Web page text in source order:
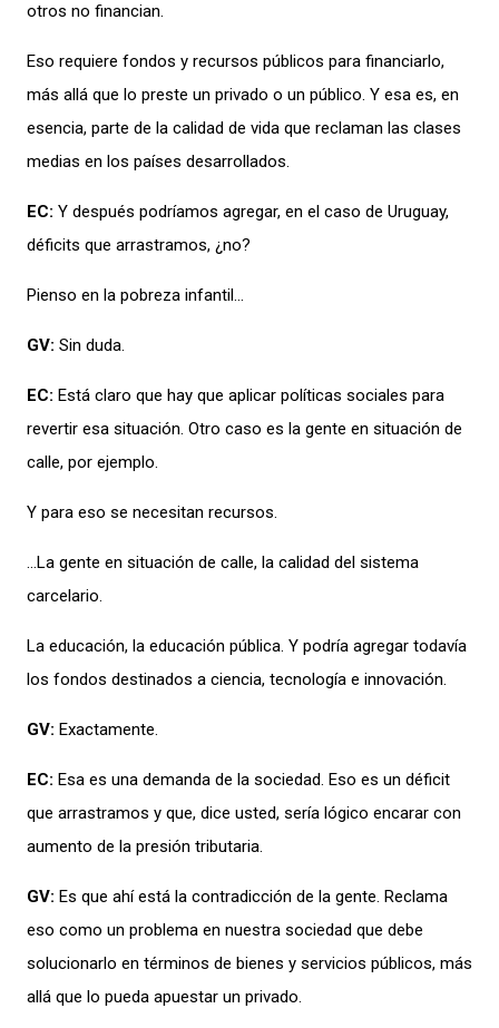
otros no financian.
Eso requiere fondos y recursos públicos para financiarlo,
más allá que lo preste un privado o un público. Y esa es, en
esencia, parte de la calidad de vida que reclaman las clases
medias en los países desarrollados.
EC: Y después podríamos agregar, en el caso de Uruguay,
déficits que arrastramos, ¿no?
Pienso en la pobreza infantil…
GV: Sin duda.
EC: Está claro que hay que aplicar políticas sociales para
revertir esa situación. Otro caso es la gente en situación de
calle, por ejemplo.
Y para eso se necesitan recursos.
…La gente en situación de calle, la calidad del sistema
carcelario.
La educación, la educación pública. Y podría agregar todavía
los fondos destinados a ciencia, tecnología e innovación.
GV: Exactamente.
EC: Esa es una demanda de la sociedad. Eso es un déficit
que arrastramos y que, dice usted, sería lógico encarar con
aumento de la presión tributaria.
GV: Es que ahí está la contradicción de la gente. Reclama
eso como un problema en nuestra sociedad que debe
solucionarlo en términos de bienes y servicios públicos, más
allá que lo pueda apuestar un privado.